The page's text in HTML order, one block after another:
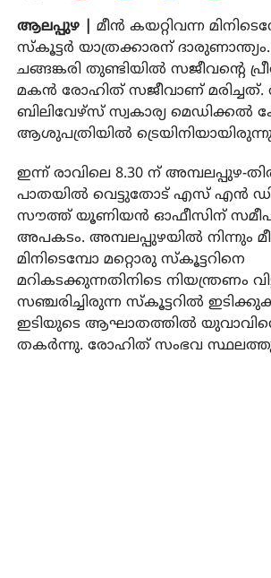
ആലപ്പുഴ |
മീന്‍ കയറ്റിവന്ന
സ്‌കൂട്ടര്‍ യാത്രക്കാരന്
ചങ്ങങ്കരി തുണ്ടിയില്‍ സജീവന്റെ
മകന്‍ രോഹിത് സജീവാണ് മരിച്ചത്.
ബിലിവേഴ്‌സ് സ്വകാര്യ മെഡിക്കല്‍
ആശുപത്രിയില്‍
ഇന്ന് രാവിലെ 8.30 ന് അമ്പലപ്പുഴ-
പാതയില്‍ വെട്ടുതോട് എസ് എന്‍ ഡി
സൗത്ത് യൂണിയന്‍ ഓഫീസിന്
അപകടം. അമ്പലപ്പുഴയില്‍ നിന്നും
മിനിടെമ്പോ മറ്റൊരു സ്‌കൂട്ടറിനെ
മറികടക്കുന്നതിനിടെ നിയന്ത്രണം
സഞ്ചരിച്ചിരുന്ന സ്‌കൂട്ടറില്‍
ഇടിയുടെ ആഘാതത്തില്‍
തകര്‍ന്നു. രോഹിത് സംഭവ സ്ഥലത്തു